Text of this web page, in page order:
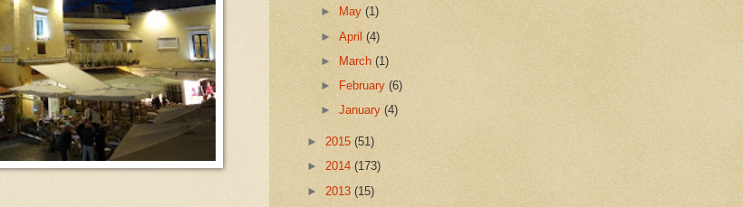
►
May(1)
►April(4)
►
March(1)
►
February(6)
►January(4)
► 2015 (51)
► 2014 (173)
► 2013 (15)